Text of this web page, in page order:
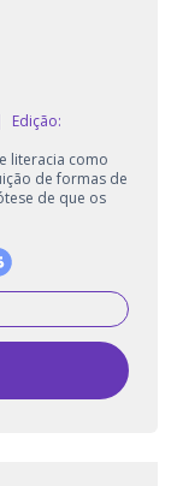
Edição:
literacia como
de formas de
de que os